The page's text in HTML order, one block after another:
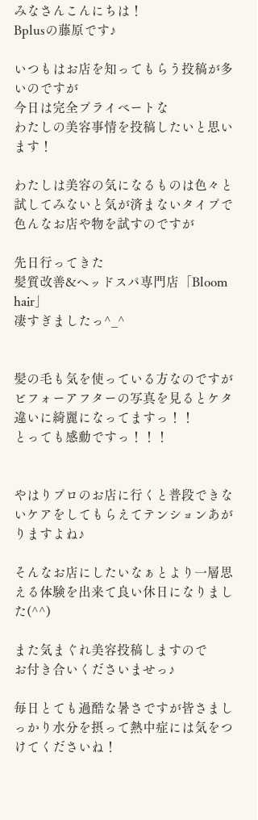
みなさんこんにちは！
Bplusの藤原です♪
いつもはお店を知ってもらう投稿が多
いのですが
今日は完全プライベートな
わたしの美容事情を投稿したいと思い
ます！
わたしは美容の気になるものは色々と
試してみないと気が済まないタイプで
色んなお店や物を試すのですが
先日行ってきた
髪質改善&ヘッドスパ専門店「Bloom
hair」
凄すぎましたっ^_^
髪の毛も気を使っている方なのですが
ビフォーアフターの写真を見るとケタ
違いに綺麗になってますっ！！
とっても感動ですっ！！！
やはりプロのお店に行くと普段できな
いケアをしてもらえてテンションあが
りますよね♪
そんなお店にしたいなぁとより一層思
える体験を出来て良い休日になりまし
た(^^)
また気まぐれ美容投稿しますので
お付き合いくださいませっ♪
毎日とても過酷な暑さですが皆さまし
っかり水分を摂って熱中症には気をつ
けてくださいね！